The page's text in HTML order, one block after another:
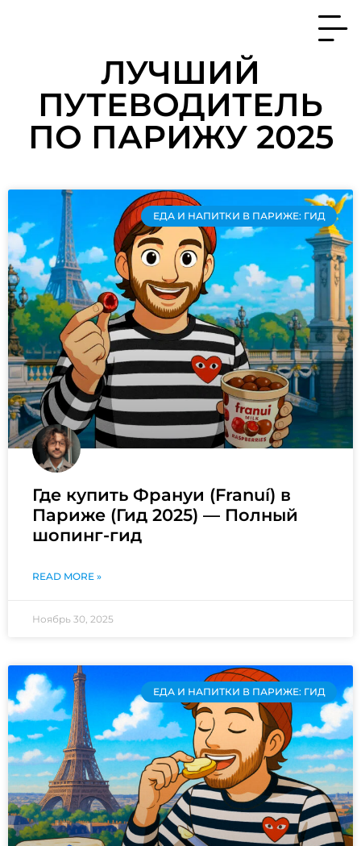
ЛУЧШИЙ
ПУТЕВОДИТЕЛЬ
ПО ПАРИЖУ 2025
ЕДА И НАПИТКИ В ПАРИЖЕ: ГИД
Где купить Франуи (Franuí) в
Париже (Гид 2025) — Полный
шопинг-гид
READ MORE »
Ноябрь 30, 2025
ЕДА И НАПИТКИ В ПАРИЖЕ: ГИД